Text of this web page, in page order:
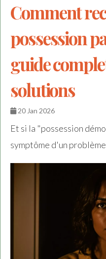
Comment
possession
guide
solutions
20 Jan 2026
Et si la "possession
symptôme d'un